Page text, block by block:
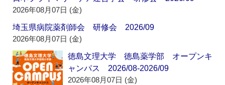
2026年08月07日 (金)
埼玉県病院薬剤師会 研修会 2026/09
2026年08月07日 (金)
徳島文理大学 徳島薬学部 オープンキ
ャンパス 2026/08-2026/09
2026年08月07日 (金)